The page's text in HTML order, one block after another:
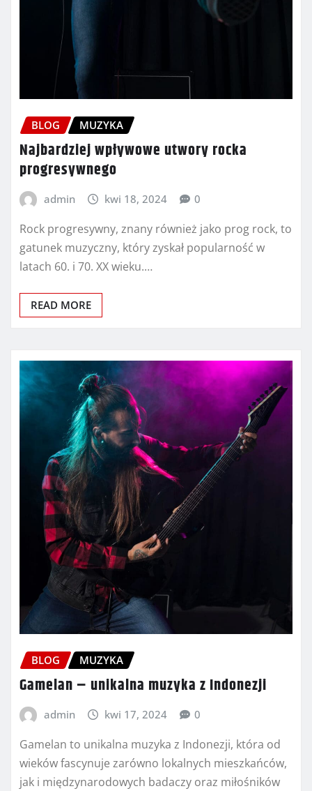
BLOG MUZYKA
Najbardziej wpływowe utwory rocka
progresywnego
admin kwi 18, 2024 0
Rock progresywny, znany również jako prog rock, to
gatunek muzyczny, który zyskał popularność w
latach 60. i 70. XX wieku.…
READ MORE
BLOG MUZYKA
Gamelan – unikalna muzyka z Indonezji
admin kwi 17, 2024 0
Gamelan to unikalna muzyka z Indonezji, która od
wieków fascynuje zarówno lokalnych mieszkańców,
jak i międzynarodowych badaczy oraz miłośników